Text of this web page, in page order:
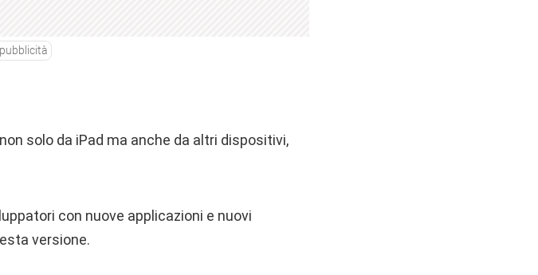
solo da iPad ma anche da altri dispositivi,
con nuove applicazioni e nuovi
versione.